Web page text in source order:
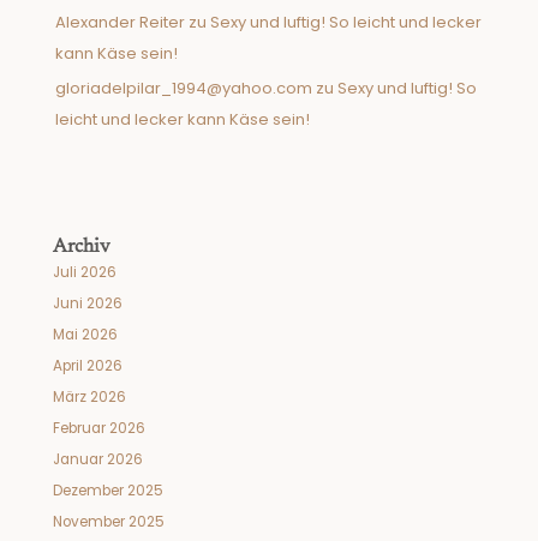
Alexander Reiter zu Sexy und luftig! So leicht und lecker
kann Käse sein!
gloriadelpilar_1994@yahoo.com zu Sexy und luftig! So
leicht und lecker kann Käse sein!
Archiv
Juli 2026
Juni 2026
Mai 2026
April 2026
März 2026
Februar 2026
Januar 2026
Dezember 2025
November 2025